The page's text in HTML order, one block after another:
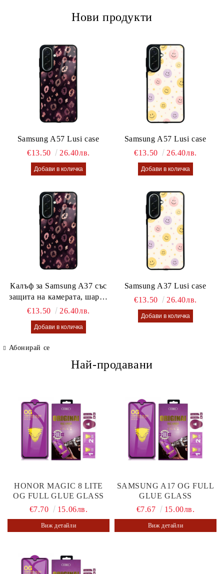
Нови продукти
Samsung A57 Lusi case
€13.50
26.40лв.
Samsung A57 Lusi case
€13.50
26.40лв.
Калъф за Samsung A37 със
защита на камерата, шарен
калъф Lusi case
€13.50 26.40лв.
Samsung A37 Lusi case
€13.50
26.40лв.
Абонирай се
Най-продавани
HONOR MAGIC 8 LITE
OG FULL GLUE GLASS
€7.70
15.06лв.
Виж детайли
SAMSUNG A17 OG FULL
GLUE GLASS
€7.67
15.00лв.
Виж детайли